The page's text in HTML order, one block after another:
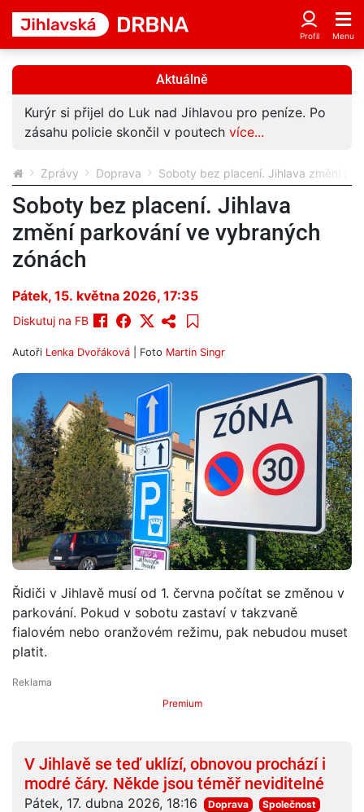
Aktuálně
Kurýr si přijel do Luk nad Jihlavou pro peníze. Po
zásahu policie skončil v poutech více...
Zprávy Doprava Soboty bez placení. Jihlava změní
Soboty bez placení. Jihlava
změní parkování ve vybraných
zónách
Pátek, 15. května 2026, 17:35
Diskutuj na FB
Autoři Lenka Dvořáková | Foto Martin Singr
Řidiči v Jihlavě musí od 1. června počítat se změnou v
parkování. Pokud v sobotu zastaví v takzvaně
fialovém nebo oranžovém režimu, pak nebudou muset
platit.
Premium
V Jihlavě se teď uklízí, obnovou prochází i
modré čáry. Někde jsou téměř neviditelné
Pátek, 17. dubna 2026, 18:16 Doprava
Společnost